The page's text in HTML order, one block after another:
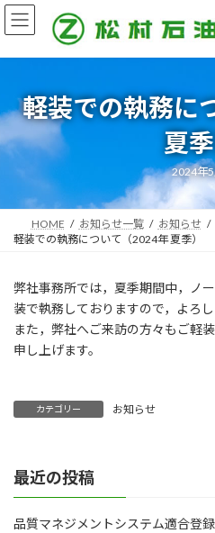
コ
ン
ン
ス
ッ
ナ
ビ
ー
ン
移
軽装での執務に
夏季
2024年
HOME お知らせ一覧
お知らせ
軽装での執務について（2024年 夏季）
弊社事務所では，夏季期間中，ノ
装で執務しておりますので，よろ
また，弊社へご来訪の方々もご軽
申し上げます。
カテゴリー お知らせ
最近の投稿
品質マネジメントシステム適合登